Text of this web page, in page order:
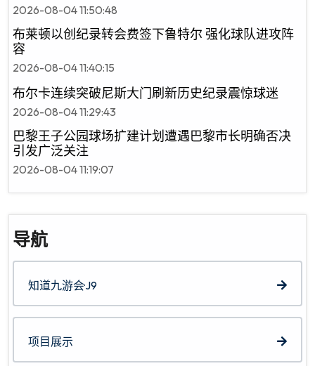
2026-08-04 11:50:48
布莱顿以创纪录转会费签下鲁特尔 强化球队进攻阵
容
2026-08-04 11:40:15
布尔卡连续突破尼斯大门刷新历史纪录震惊球迷
2026-08-04 11:29:43
巴黎王子公园球场扩建计划遭遇巴黎市长明确否决
引发广泛关注
2026-08-04 11:19:07
导航
知道九游会·J9
项目展示